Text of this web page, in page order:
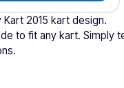
2015 kart design.
to fit any kart. Simply